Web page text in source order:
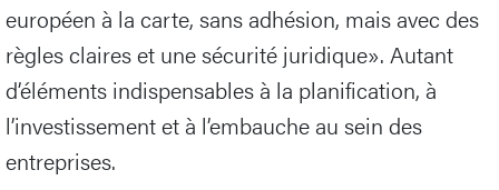
européen à la carte, sans adhésion, mais avec des
règles claires et une sécurité juridique». Autant
d’éléments indispensables à la planification, à
l’investissement et à l’embauche au sein des
entreprises.